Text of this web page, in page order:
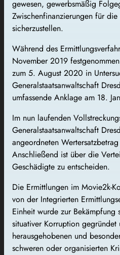
gewesen, gewerbsmäßig
Zwischenfinanzierungen für
sicherzustellen.
Während des
November 2019
zum 5. August 2020 in
Generalstaatsanwaltschaft
umfassende Anklage am 18.
Im nun laufenden
Generalstaatsanwaltschaft
angeordneten
Anschließend ist über die
Geschädigte zu entscheiden.
Die Ermittlungen im Movie2k-
von der Integrierten
Einheit wurde zur Bekämpfung
situativer Korruption
herausgehobenen und
schweren oder organisierten